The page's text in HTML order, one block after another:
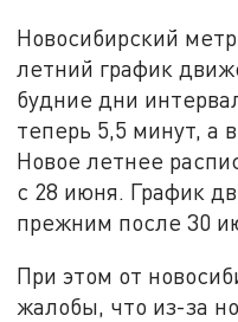
Новосибирский
летний график
будние дни
теперь 5,5 минут, а
Новое летнее
с 28 июня. График
прежним после 30
При этом от
жалобы, что из-за